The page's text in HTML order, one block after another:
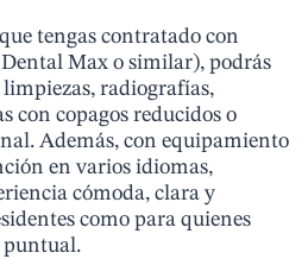
tengas contratado con
Max o similar), podrás
radiografías,
con copagos reducidos o
Además, con equipamiento
en varios idiomas,
cómoda, clara y
como para quienes
puntual.